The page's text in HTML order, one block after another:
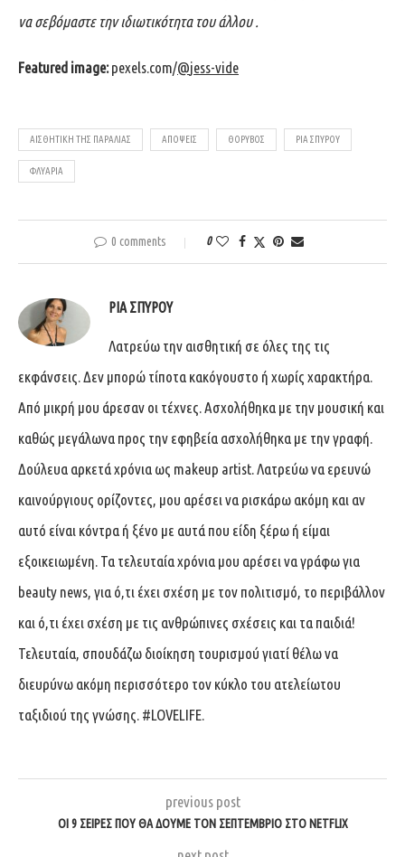
να σεβόμαστε την ιδιωτικότητα του άλλου .
Featured image:pexels.com/@jess-vide
ΑΙΣΘΗΤΙΚΉ ΤΗΣ ΠΑΡΑΛΊΑΣ ΑΠΟΨΕΙΣ ΘΌΡΥΒΟΣ ΡΙΑ ΣΠΥΡΟΥ
ΦΛΥΑΡΊΑ
0 comments 0
ΡΊΑ ΣΠΎΡΟΥ
Λατρεύω την αισθητική σε όλες της τις
εκφάνσεις. Δεν μπορώ τίποτα κακόγουστο ή χωρίς χαρακτήρα.
Από μικρή μου άρεσαν οι τέχνες. Ασχολήθηκα με την μουσική και
καθώς μεγάλωνα προς την εφηβεία ασχολήθηκα με την γραφή.
Δούλευα αρκετά χρόνια ως makeup artist. Λατρεύω να ερευνώ
καινούργιους ορίζοντες, μου αρέσει να ρισκάρω ακόμη και αν
αυτό είναι κόντρα ή ξένο με αυτά που είδη ξέρω ή είμαι
εξοικειωμένη. Τα τελευταία χρόνια μου αρέσει να γράφω για
beauty news, για ό,τι έχει σχέση με τον πολιτισμό, το περιβάλλον
και ό,τι έχει σχέση με τις ανθρώπινες σχέσεις και τα παιδιά!
Τελευταία, σπουδάζω διοίκηση τουρισμού γιατί θέλω να
διευρύνω ακόμη περισσότερο τον κύκλο του ατελείωτου
ταξιδιού της γνώσης. #LOVELIFE.
previous post
OI 9 ΣΕΙΡΕΣ ΠΟΥ ΘΑ ΔΟΥΜΕ ΤΟΝ ΣΕΠΤΕΜΒΡΙΟ ΣΤΟ NETFLIX